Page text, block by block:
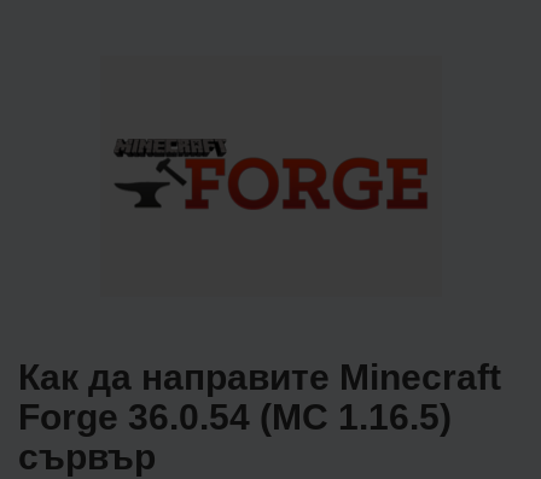
Как да направите Minecraft
Forge 36.0.54 (MC 1.16.5)
сървър